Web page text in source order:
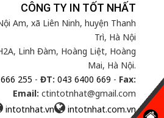
CÔNG TY IN TỐT NHẤT
Am, xã Liên Ninh, huyện Thanh
Trì, Hà Nội
Linh Đàm, Hoàng Liệt, Hoàng
Mai, Hà Nội.
255 - ĐT: 043 6400 669 - Fax:
Email: ctintotnhat@gmail.com
intotnhat.vn intotnhat.com.vn